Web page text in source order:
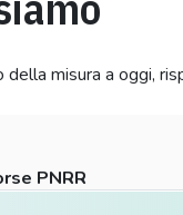
misura a oggi,
PNRR